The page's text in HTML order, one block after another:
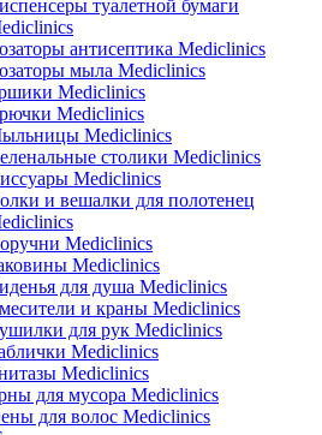
туалетной бумаги
антисептика Mediclinics
мыла Mediclinics
Mediclinics
Mediclinics
Mediclinics
столики Mediclinics
Mediclinics
и вешалки для полотенец
Mediclinics
Mediclinics
для душа Mediclinics
и краны Mediclinics
для рук Mediclinics
Mediclinics
Mediclinics
для мусора Mediclinics
для волос Mediclinics